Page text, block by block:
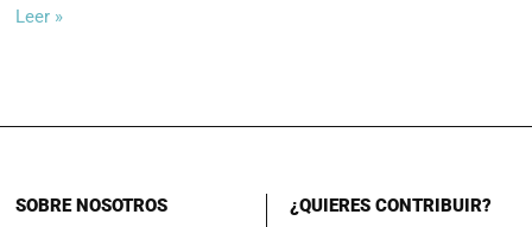
Leer »
SOBRE NOSOTROS ¿QUIERES CONTRIBUIR?